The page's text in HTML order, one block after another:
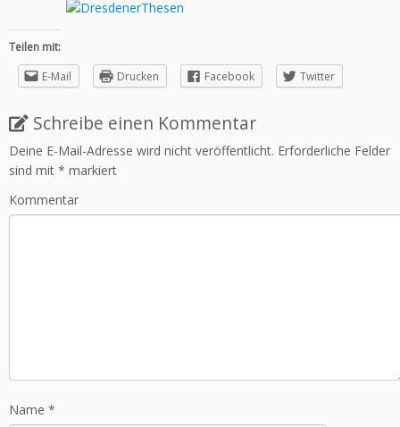
Teilen mit:
E-Mail
Drucken Facebook Twitter
Schreibe einen Kommentar
Deine E-Mail-Adresse wird nicht veröffentlicht. Erforderliche Felder
sind mit * markiert
Kommentar
Name *